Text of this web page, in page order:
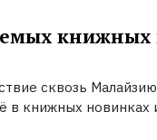
книжных
сквозь
в книжных новинках